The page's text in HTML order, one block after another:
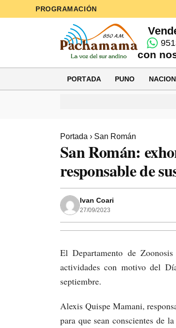
PROGRAMACIÓN
con
PORTADA PUNO
Portada › San Román
San Román:
responsable de
Ivan Coari
27/09/2023
El Departamento de
actividades con motivo del
septiembre.
Alexis Quispe Mamani,
para que sean conscientes de